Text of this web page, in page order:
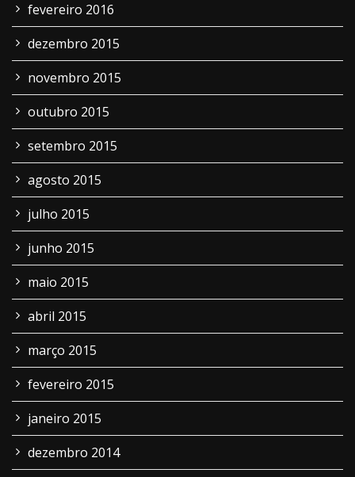
fevereiro 2016
dezembro 2015
novembro 2015
outubro 2015
setembro 2015
agosto 2015
julho 2015
junho 2015
maio 2015
abril 2015
março 2015
fevereiro 2015
janeiro 2015
dezembro 2014